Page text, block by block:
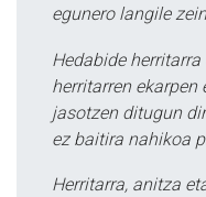
egunero langile
Hedabide
herritarren ekarpen
jasotzen ditugun
ez baitira nahikoa
Herritarra, anitza